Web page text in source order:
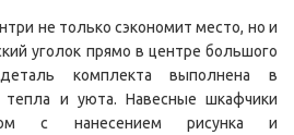
не только сэкономит место, но и
уголок прямо в центре большого
комплекта выполнена в
тепла и уюта. Навесные шкафчики
с нанесением рисунка и